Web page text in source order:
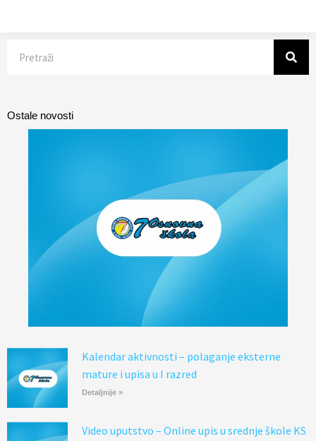
Ostale novosti
Kalendar aktivnosti – polaganje eksterne
mature i upisa u I razred
Detaljnije »
Video uputstvo – Online upis u srednje škole KS